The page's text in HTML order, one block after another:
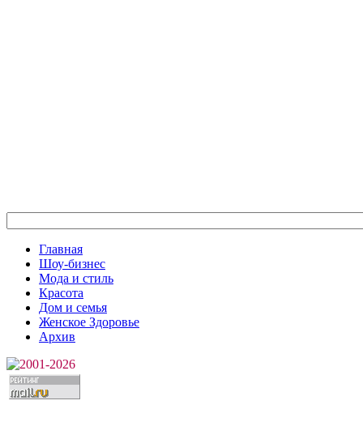
Главная
Шоу-бизнес
Мода и стиль
Красота
Дом и семья
Женское Здоровье
Архив
2001-2026